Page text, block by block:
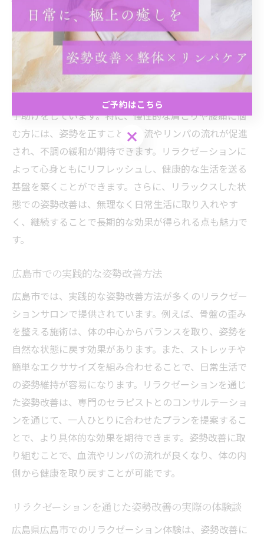
姿勢改善を支えるリラクゼーションの魅力
リラクゼーションは、単なる癒しの時間を提供するだけ
でなく、姿勢改善にも大いに役立ちます。広島市のリラ
クゼーションサロンでは、身体の緊張をほぐし、筋肉の
バランスを整える施術を通じて、自然な姿勢を取り戻す
手助けをしています。特に、慢性的な肩こりや腰痛に悩
む方には、姿勢を正すことで血流やリンパの流れが促進
され、不調の緩和が期待できます。リラクゼーションに
よって心身ともにリフレッシュし、健康的な生活を送る
基盤を築くことができます。さらに、リラックスした状
態での姿勢改善は、無理なく日常生活に取り入れやす
く、継続することで長期的な効果が得られる点も魅力で
す。
広島市での実践的な姿勢改善方法
広島市では、実践的な姿勢改善方法が多くのリラクゼー
ションサロンで提供されています。例えば、骨盤の歪み
を整える施術は、体の中心からバランスを取り、姿勢を
自然な状態に戻す効果があります。また、ストレッチや
簡単なエクササイズを組み合わせることで、日常生活で
の姿勢維持が容易になります。リラクゼーションを通じ
た姿勢改善は、専門のセラピストとのコンサルテーショ
ンを通じて、一人ひとりに合わせたプランを提案するこ
とで、より具体的な効果を期待できます。姿勢改善に取
り組むことで、血流やリンパの流れが良くなり、体の内
側から健康を取り戻すことが可能です。
リラクゼーションを通じた姿勢改善の実際の体験談
広島県広島市でのリラクゼーション体験は、姿勢改善に
ご予約はこちら
ご予約はこちら